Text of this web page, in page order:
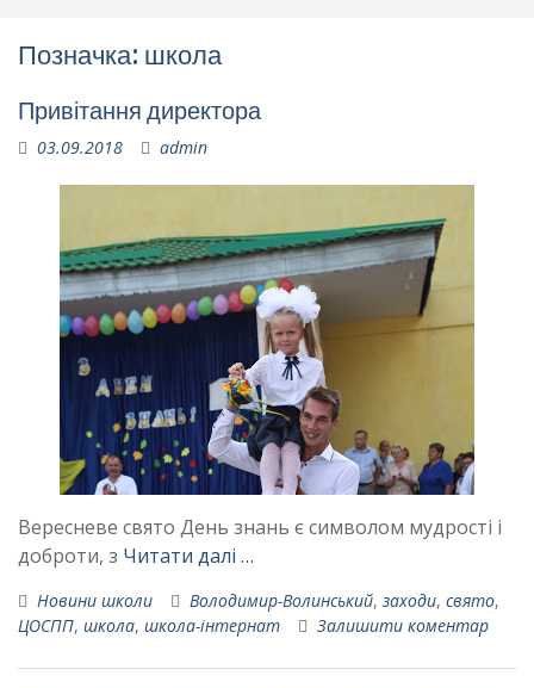
Позначка: школа
Привітання директора
03.09.2018 admin
Вересневе свято День знань є символом мудрості і
доброти, з Читати далі …
Новини школи Володимир-Волинський, заходи, свято,
ЦОСПП, школа, школа-інтернат Залишити коментар